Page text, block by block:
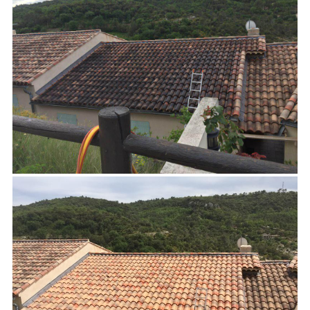
que Batif, pour opter pour le produit le mieux
adapté à votre toiture et jouir d’une mise en
œuvre experte.
Les meilleurs procédés pour
votre nettoyage de toiture à Saint-
Raphaël (83530)
Assurer que la couverture ne se détériore pas
progressivement nécessite un nettoyage de
toit indispensable. Le nettoyage de toiture, en
plus de rétablir son aspect esthétique originel,
est aussi idéal pour éviter l’accumulation de
mousses. Donc, les nettoyages réguliers de la
toiture promeuvent la durabilité de votre
couverture, d’où l’intérêt de ces travaux.
Vous pouvez vous fier à nos équipes, qui
assureront le nettoyage de votre toiture en